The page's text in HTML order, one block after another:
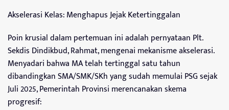
Akselerasi Kelas: Menghapus Jejak Ketertinggalan
Poin krusial dalam pertemuan ini adalah pernyataan Plt.
Sekdis Dindikbud, Rahmat, mengenai mekanisme akselerasi.
Menyadari bahwa MA telah tertinggal satu tahun
dibandingkan SMA/SMK/SKh yang sudah memulai PSG sejak
Juli 2025, Pemerintah Provinsi merencanakan skema
progresif: